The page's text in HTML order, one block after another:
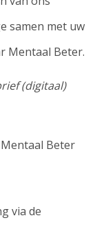
samen met uw
Mentaal Beter.
(digitaal)
Beter
via de